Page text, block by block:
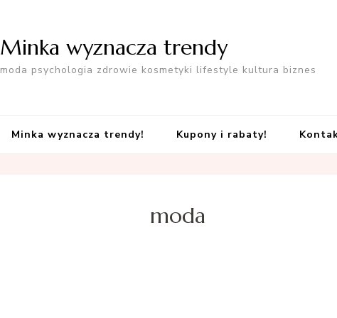
Minka wyznacza trendy
moda psychologia zdrowie kosmetyki lifestyle kultura biznes
Minka wyznacza trendy! Kupony i rabaty!
moda